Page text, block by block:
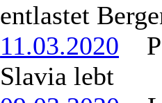
entlastet
11.03.2020
Slavia lebt